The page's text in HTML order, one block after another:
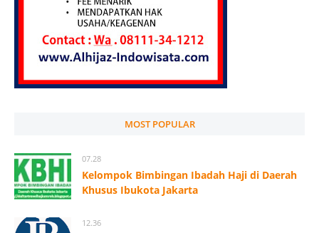
MOST POPULAR
07.28
Kelompok Bimbingan Ibadah Haji di Daerah
Khusus Ibukota Jakarta
12.36